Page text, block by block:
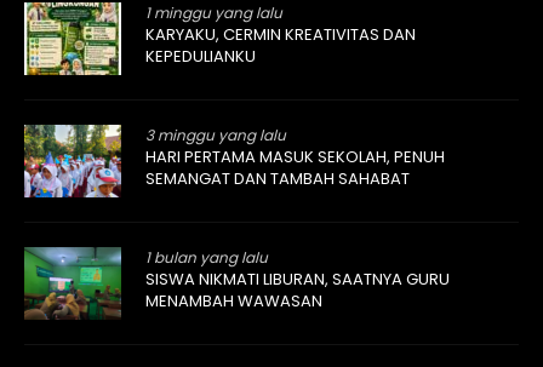
1 minggu yang lalu
KARYAKU, CERMIN KREATIVITAS DAN
KEPEDULIANKU
3 minggu yang lalu
HARI PERTAMA MASUK SEKOLAH, PENUH
SEMANGAT DAN TAMBAH SAHABAT
1 bulan yang lalu
SISWA NIKMATI LIBURAN, SAATNYA GURU
MENAMBAH WAWASAN